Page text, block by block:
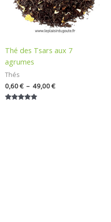
Thé des Tsars aux 7
agrumes
Thés
0,60€ – 49,00€